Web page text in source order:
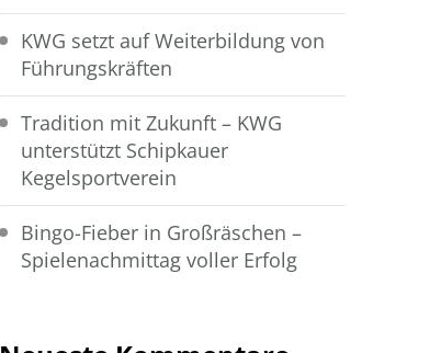
KWG setzt auf Weiterbildung von
Führungskräften
Tradition mit Zukunft – KWG
unterstützt Schipkauer
Kegelsportverein
Bingo-Fieber in Großräschen –
Spielenachmittag voller Erfolg